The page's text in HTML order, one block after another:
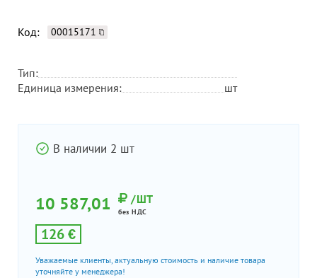
Код: 00015171
Тип:
Единица измерения:
шт
В наличии 2 шт
10 587,01 /ШТ
без НДС
126 €
Уважаемые клиенты, актуальную стоимость и наличие товара
уточняйте у менеджера!